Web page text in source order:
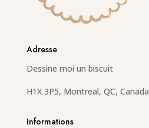
Adresse
Dessine moi un biscuit
H1X 3P5, Montreal, QC, Canada
Informations